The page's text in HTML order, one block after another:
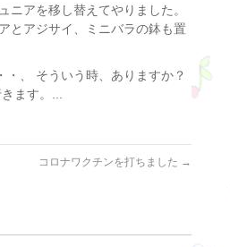
ニアを移し替えてやりました。
とアジサイ、ミニバラの鉢も置
、 そういう時、ありますか？
ます。...
コロナワクチンを打ちました →